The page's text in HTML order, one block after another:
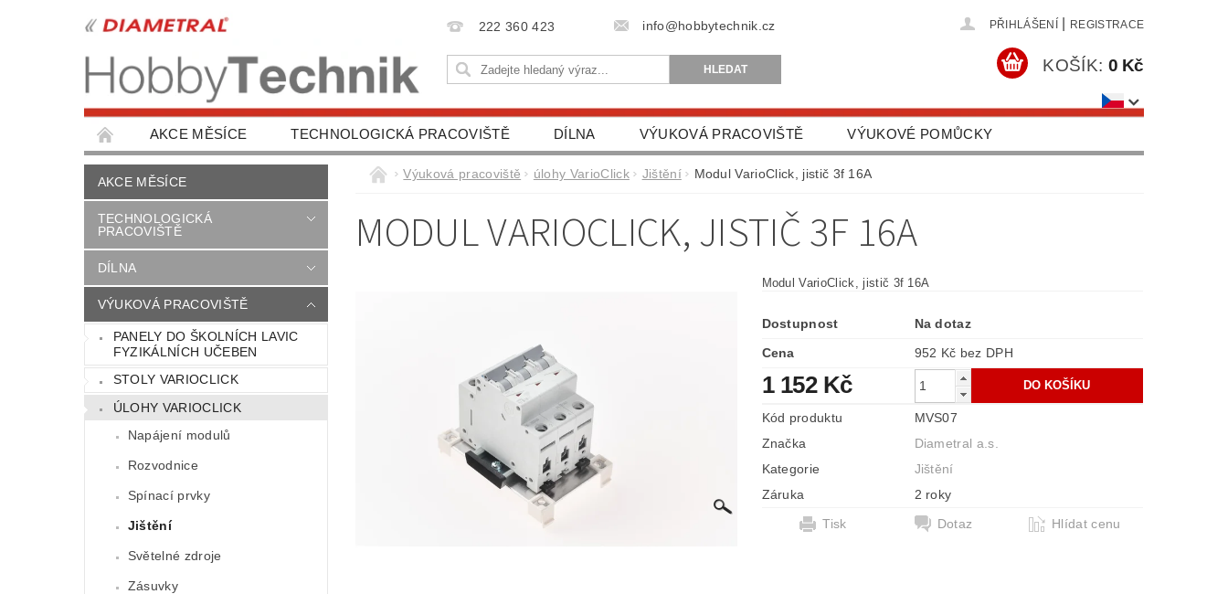
222 360 423 info@hobbytechnik.cz PŘIHLÁŠENÍ REGISTRACE
KOŠÍK: 0 Kč
AKCE MĚSÍCE TECHNOLOGICKÁ PRACOVIŠTĚ DÍLNA VÝUKOVÁ PRACOVIŠTĚ VÝUKOVÉ POMŮCKY
OCHRANA ZDRAVÍ AUTOŠKOLY, VÝBAVA DĚTSKÉ STAVEBNICE AUTO DOPLŇKY OBCHODNÍ PODMÍNKY
NAPIŠTE NÁM KONTAKTY
AKCE MĚSÍCE
TECHNOLOGICKÁ
PRACOVIŠTĚ
DÍLNA
VÝUKOVÁ PRACOVIŠTĚ
PANELY DO ŠKOLNÍCH LAVIC
FYZIKÁLNÍCH UČEBEN
STOLY VARIOCLICK
ÚLOHY VARIOCLICK
Napájení modulů
Rozvodnice
Spínací prvky
Jištění
Světelné zdroje
Zásuvky
Výuková pracoviště úlohy VarioClick Jištění Modul VarioClick, jistič 3f 16A
MODUL VARIOCLICK, JISTIČ 3F 16A
Modul VarioClick, jistič 3f 16A
Dostupnost
Na dotaz
Cena
952 Kč bez DPH
1 152 Kč
Kód produktu
MVS07
Značka
Diametral a.s.
Kategorie
Jištění
Záruka
2 roky
Tisk
Dotaz Hlídat cenu